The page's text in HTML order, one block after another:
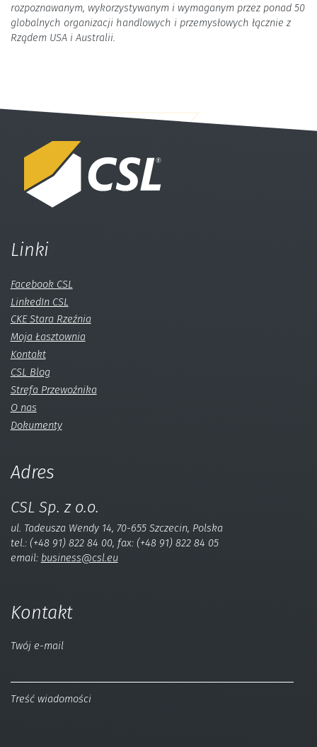
rozpoznawanym, wykorzystywanym i wymaganym przez ponad 50
globalnych organizacji handlowych i przemysłowych łącznie z
Rządem USA i Australii.
Linki
Facebook CSL
LinkedIn CSL
CKE Stara Rzeźnia
Moja Łasztownia
Kontakt
CSL Blog
Strefa Przewoźnika
O nas
Dokumenty
Adres
CSL Sp. z o.o.
ul. Tadeusza Wendy 14, 70-655 Szczecin, Polska
tel.: (+48 91) 822 84 00, fax: (+48 91) 822 84 05
email: business@csl.eu
Kontakt
Twój e-mail
Treść wiadomości